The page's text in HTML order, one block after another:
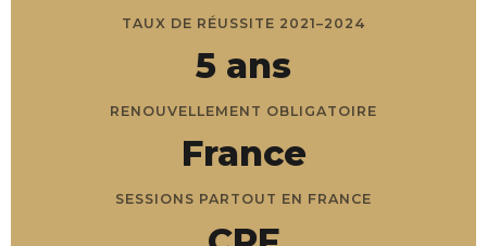
TAUX DE RÉUSSITE 2021–2024
5 ans
RENOUVELLEMENT OBLIGATOIRE
France
SESSIONS PARTOUT EN FRANCE